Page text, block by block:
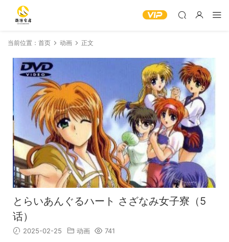
当前位置： 首页 动画 正文
とらいあんぐるハート さざなみ女子寮（5
话）
2025-02-25 动画 741